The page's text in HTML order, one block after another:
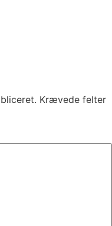
Krævede felter